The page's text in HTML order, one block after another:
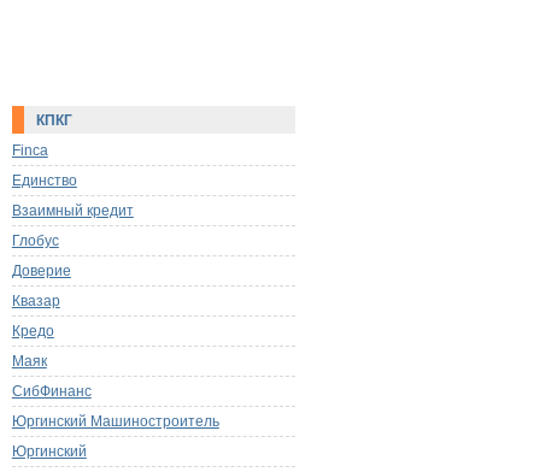
КПКГ
Finca
Единство
Взаимный кредит
Глобус
Доверие
Квазар
Кредо
Маяк
СибФинанс
Юргинский Машиностроитель
Юргинский